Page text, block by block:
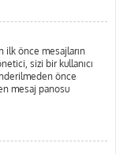
ilk önce mesajların
sizi bir kullanıcı
önce
mesaj panosu